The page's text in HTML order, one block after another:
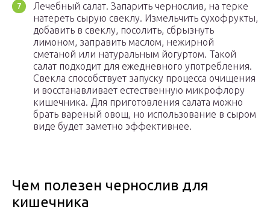
Лечебный салат. Запарить чернослив, на терке
натереть сырую свеклу. Измельчить сухофрукты,
добавить в свеклу, посолить, сбрызнуть
лимоном, заправить маслом, нежирной
сметаной или натуральным йогуртом. Такой
салат подходит для ежедневного употребления.
Свекла способствует запуску процесса очищения
и восстанавливает естественную микрофлору
кишечника. Для приготовления салата можно
брать вареный овощ, но использование в сыром
виде будет заметно эффективнее.
Чем полезен чернослив для
кишечника